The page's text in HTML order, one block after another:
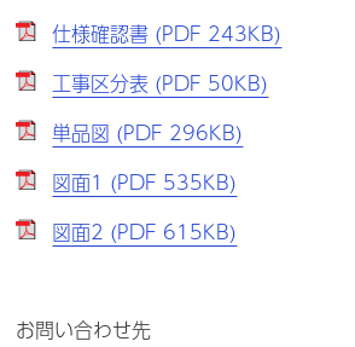
仕様確認書 (PDF 243KB)
工事区分表 (PDF 50KB)
単品図 (PDF 296KB)
図面1 (PDF 535KB)
図面2 (PDF 615KB)
お問い合わせ先